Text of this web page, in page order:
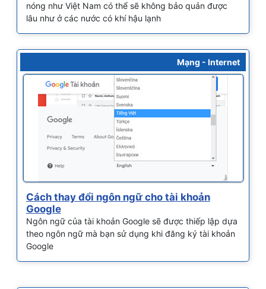
nóng như Việt Nam có thể sẽ không bảo quản được
lâu như ở các nước có khí hậu lạnh
Mạng - Internet
Cách thay đổi ngôn ngữ cho tài khoản
Google
Ngôn ngữ của tài khoản Google sẽ được thiếp lập dựa
theo ngôn ngữ mà bạn sử dụng khi đăng ký tài khoản
Google